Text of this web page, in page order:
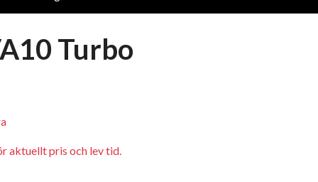
Turbo
aktuellt pris och lev tid.